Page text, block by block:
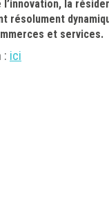
la
résolument
et services.
: ici